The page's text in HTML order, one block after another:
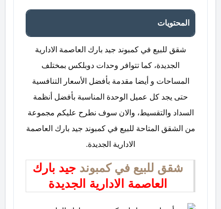
المحتويات
شقق للبيع في كمبوند جيد بارك العاصمة الادارية
الجديدة، كما تتوافر وحدات دوبلكس بمختلف
المساحات و أيضا مقدمة بأفضل الأسعار التنافسية
حتى يجد كل عميل الوحدة المناسبة بأفضل أنظمة
السداد والتقسيط، والان سوف نطرح عليكم مجموعة
من الشقق المتاحة للبيع في كمبوند جيد بارك العاصمة
الادارية الجديدة.
شقق للبيع في كمبوند جيد بارك
العاصمة الادارية الجديدة